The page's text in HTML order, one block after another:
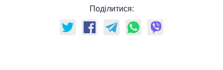
Поділитися: